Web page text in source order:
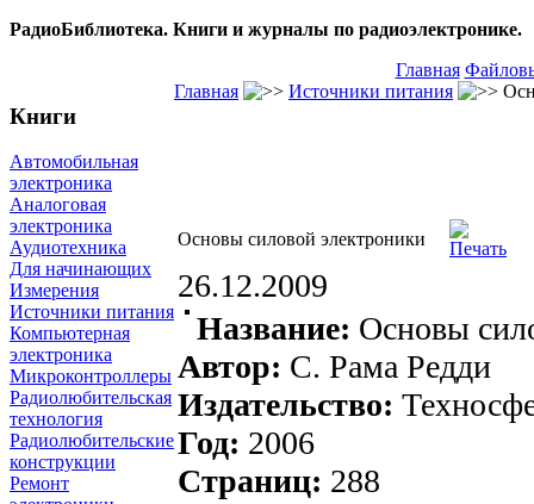
РадиоБиблиотека. Книги и журналы по радиоэлектронике.
Главная
Книги
Автомобильная
электроника
Аналоговая
электроника
Аудиотехника
Для начинающих
Измерения
Источники питания
Компьютерная
электроника
Микроконтроллеры
Радиолюбительская
технология
Радиолюбительские
конструкции
Ремонт
Главная Источники питания
Основы силовой электроники
26.12.2009
Название: Основы
Автор: С. Рама Редди
Издательство:
Год: 2006
Страниц: 288